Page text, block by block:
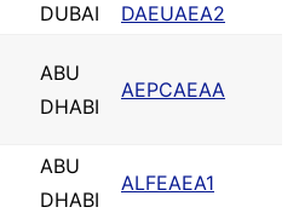
DUBAI
DAEUAEA2
ABU
DHABI
AEPCAEAA
ABU
DHABI
ALFEAEA1